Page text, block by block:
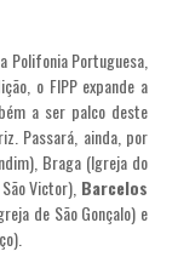
Polifonia Portuguesa,
o FIPP expande a
a ser palco deste
Passará, ainda, por
Braga (Igreja do
Victor), Barcelos
de São Gonçalo) e